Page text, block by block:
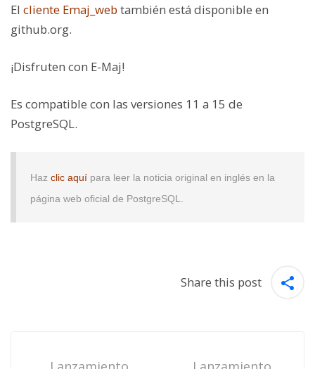
El cliente Emaj_web también está disponible en
github.org.
¡Disfruten con E-Maj!
Es compatible con las versiones 11 a 15 de
PostgreSQL.
Haz clic aquí para leer la noticia original en inglés en la
página web oficial de PostgreSQL.
Share this post
navigation